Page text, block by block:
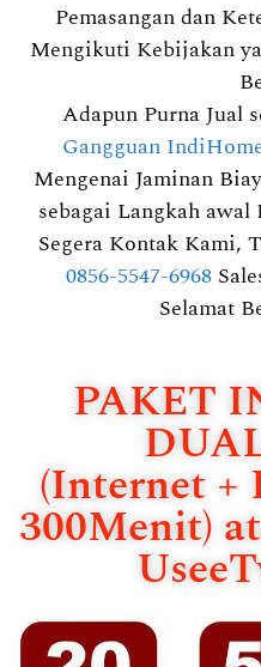
Pemasangan dan
Mengikuti Kebijakan
Adapun Purna Jual
Gangguan
Mengenai Jaminan
sebagai Langkah
Segera Kontak Kami,
0856-5547-6968
Selamat
PAKET
(Internet +
300Menit)